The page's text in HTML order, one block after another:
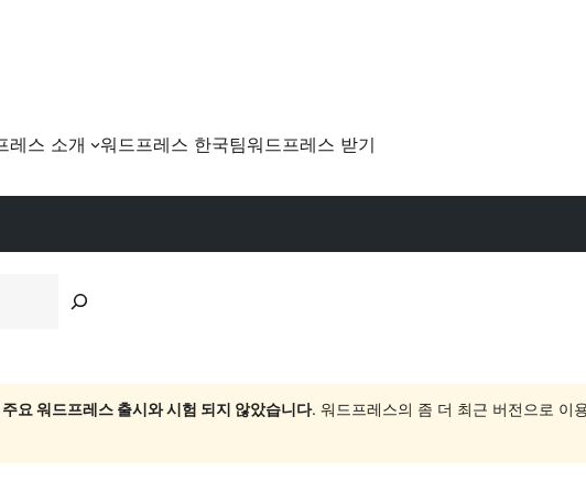
레스 소개 워드프레스 한국팀워드프레스 받기
요 워드프레스 출시와 시험 되지 않았습니다. 워드프레스의 좀 더 최근 버전으로 이